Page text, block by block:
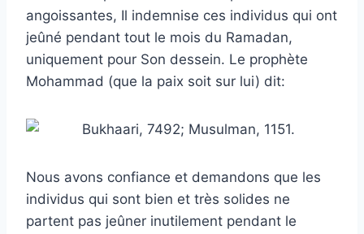
angoissantes, Il indemnise ces individus qui ont
jeûné pendant tout le mois du Ramadan,
uniquement pour Son dessein. Le prophète
Mohammad (que la paix soit sur lui) dit:
Nous avons confiance et demandons que les
individus qui sont bien et très solides ne
partent pas jeûner inutilement pendant le